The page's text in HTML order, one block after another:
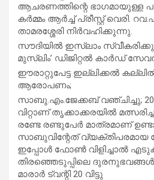
ആചരണത്തിന്റെ ഭാഗമായുള്ള
കർമ്മം ആർച്ച് പ്രീസ്റ്റ് വെരി.
താമരശ്ശേരി നിർവഹിക്കുന്നു.
സൗദിയില്‍ ഇസ്‌ലാം
മുസ്ലിം’ ഡിജിറ്റല്‍ കാര്‍ഡ്
ഈരാറ്റുപേട്ട ഇല്ലിക്കൽ കല്ലിൽ
ആരോപണം;
സാബു.എം.ജേക്കബ് വഞ്ചിച്ചു;
വിറ്റാണ് തൃക്കാക്കരയില്‍
രണ്ടേ രണ്ടുപേര്‍ മാത്രമാണ്
സാബുവിന്റേത് വ്യക്തിപരമായ
ഇപ്പോള്‍ ഫോണ്‍ വിളിച്ചാല്‍
തിരഞ്ഞെടുപ്പിലെ ദുരനുഭവങ്ങള്‍
മാരാര്‍ ട്വന്റി 20 വിട്ടു